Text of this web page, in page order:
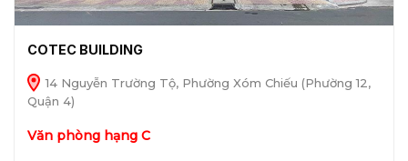
COTEC BUILDING
14 Nguyễn Trường Tộ, Phường Xóm Chiếu (Phường 12,
Quận 4)
Văn phòng hạng C